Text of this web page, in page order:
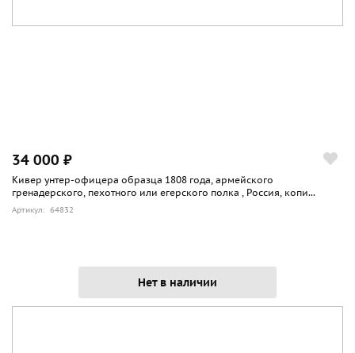
34 000 ₽
Кивер унтер-офицера образца 1808 года, армейского
гренадерского, пехотного или егерского полка , Россия, копи...
Артикул: 64832
Нет в наличии